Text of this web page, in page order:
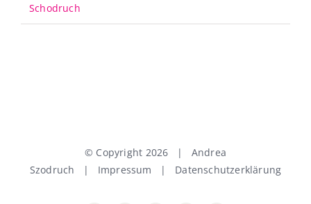
Schodruch
© Copyright 2026 | Andrea
Szodruch | Impressum | Datenschutzerklärung